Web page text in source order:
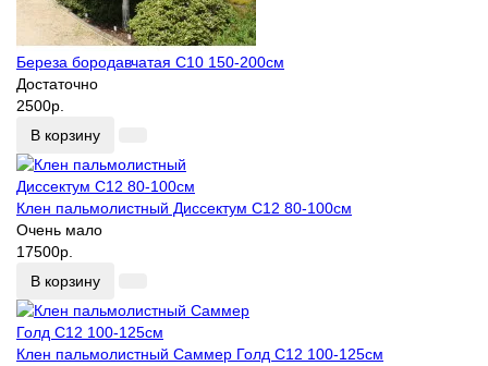
Береза бородавчатая С10 150-200см
Достаточно
2500р.
В корзину
Клен пальмолистный Диссектум С12 80-100см
Очень мало
17500р.
В корзину
Клен пальмолистный Саммер Голд С12 100-125см